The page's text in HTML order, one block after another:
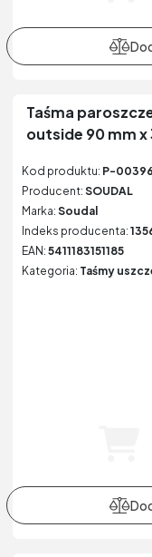
Taśma
outside 90 mm x
Kod produktu: P-
Producent: SOUDAL
Marka: Soudal
Indeks producenta:
EAN: 5411183151185
Kategoria: Taśmy